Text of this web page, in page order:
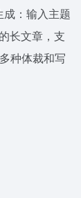
：输入主题
长文章，支
种体裁和写